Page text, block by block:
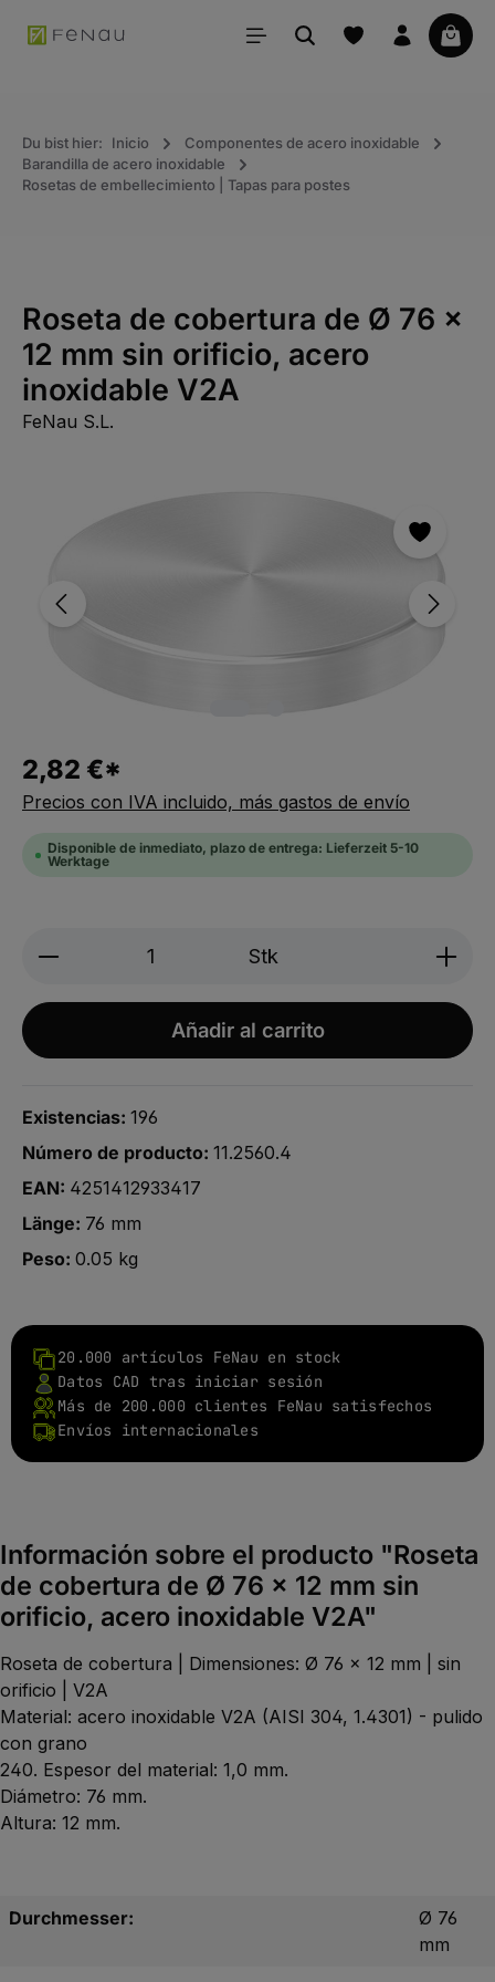
principal La
Du bist hier: Inicio
Componentes de acero inoxidable
Barandilla de acero inoxidable
Rosetas de embellecimiento | Tapas para postes
Roseta de cobertura de Ø 76 x
12 mm sin orificio, acero
inoxidable V2A
FeNau S.L.
2,82 €*
Precios con IVA incluido, más gastos de envío
Disponible de inmediato, plazo de entrega: Lieferzeit 5-10
Werktage
Produkt Anzahl: Gib den
Stk
Añadir al carrito
Existencias: 196
Número de producto: 11.2560.4
EAN: 4251412933417
Länge: 76 mm
Peso: 0.05 kg
20.000 artículos FeNau en stock
Datos CAD tras iniciar sesión
Más de 200.000 clientes FeNau satisfechos
Envíos internacionales
Información sobre el producto "Roseta
de cobertura de Ø 76 x 12 mm sin
orificio, acero inoxidable V2A"
Roseta de cobertura | Dimensiones: Ø 76 x 12 mm | sin
orificio | V2A
Material: acero inoxidable V2A (AISI 304, 1.4301) - pulido
con grano
240. Espesor del material: 1,0 mm.
Diámetro: 76 mm.
Altura: 12 mm.
Durchmesser:
Ø 76
mm